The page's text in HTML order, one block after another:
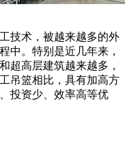
技术，被越来越多的外
中。特别是近几年来，
超高层建筑越来越多，
吊篮相比，具有加高方
投资少、效率高等优